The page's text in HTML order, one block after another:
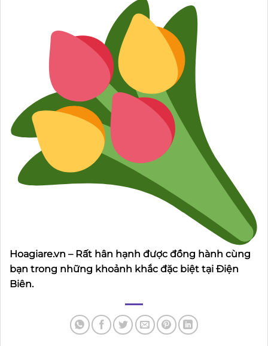
Hoagiare.vn – Rất hân hạnh được đồng hành cùng
bạn trong những khoảnh khắc đặc biệt tại Điện
Biên.